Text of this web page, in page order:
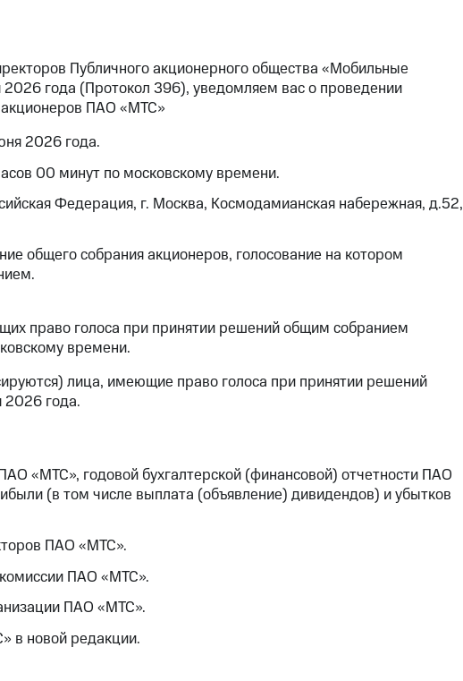
Публичного акционерного общества «Мобильные
года (Протокол 396), уведомляем вас о проведении
акционеров ПАО «МТС»
2026 года.
00 минут по московскому времени.
Федерация, г. Москва, Космодамианская набережная, д.52,
общего собрания акционеров, голосование на котором
право голоса при принятии решений общим собранием
времени.
лица, имеющие право голоса при принятии решений
года.
«МТС», годовой бухгалтерской (финансовой) отчетности ПАО
(в том числе выплата (объявление) дивидендов) и убытков
ПАО «МТС».
ПАО «МТС».
ПАО «МТС».
в новой редакции.